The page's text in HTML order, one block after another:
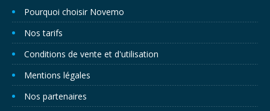
Pourquoi choisir Novemo
Nos tarifs
Conditions de vente et d'utilisation
Mentions légales
Nos partenaires